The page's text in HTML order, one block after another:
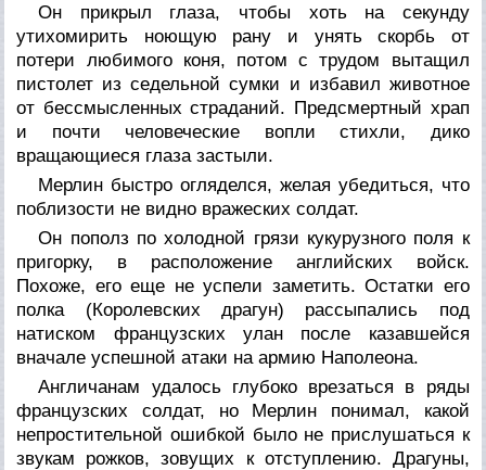
Он прикрыл глаза, чтобы хоть на секунду
утихомирить ноющую рану и унять скорбь от
потери любимого коня, потом с трудом вытащил
пистолет из седельной сумки и избавил животное
от бессмысленных страданий. Предсмертный храп
и почти человеческие вопли стихли, дико
вращающиеся глаза застыли.
Мерлин быстро огляделся, желая убедиться, что
поблизости не видно вражеских солдат.
Он пополз по холодной грязи кукурузного поля к
пригорку, в расположение английских войск.
Похоже, его еще не успели заметить. Остатки его
полка (Королевских драгун) рассыпались под
натиском французских улан после казавшейся
вначале успешной атаки на армию Наполеона.
Англичанам удалось глубоко врезаться в ряды
французских солдат, но Мерлин понимал, какой
непростительной ошибкой было не прислушаться к
звукам рожков, зовущих к отступлению. Драгуны,